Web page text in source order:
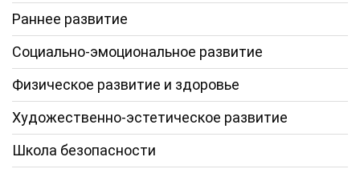
Раннее развитие
Социально-эмоциональное развитие
Физическое развитие и здоровье
Художественно-эстетическое развитие
Школа безопасности